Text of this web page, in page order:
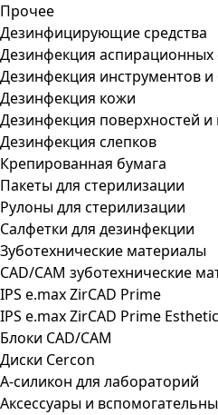
Прочее
Дезинфицирующие средства
Дезинфекция аспирационных
Дезинфекция инструментов
Дезинфекция кожи
Дезинфекция поверхностей
Дезинфекция слепков
Крепированная бумага
Пакеты для стерилизации
Рулоны для стерилизации
Салфетки для дезинфекции
Зуботехнические материалы
CAD/CAM зуботехнические
IPS e.max ZirCAD Prime
IPS e.max ZirCAD Prime Esthetic
Блоки CAD/CAM
Диски Cercon
А-силикон для лабораторий
Аксессуары и